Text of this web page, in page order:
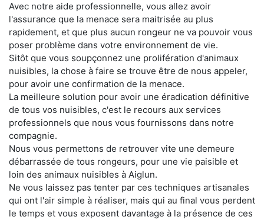
Avec notre aide professionnelle, vous allez avoir
l'assurance que la menace sera maitrisée au plus
rapidement, et que plus aucun rongeur ne va pouvoir vous
poser problème dans votre environnement de vie.
Sitôt que vous soupçonnez une prolifération d'animaux
nuisibles, la chose à faire se trouve être de nous appeler,
pour avoir une confirmation de la menace.
La meilleure solution pour avoir une éradication définitive
de tous vos nuisibles, c'est le recours aux services
professionnels que nous vous fournissons dans notre
compagnie.
Nous vous permettons de retrouver vite une demeure
débarrassée de tous rongeurs, pour une vie paisible et
loin des animaux nuisibles à Aiglun.
Ne vous laissez pas tenter par ces techniques artisanales
qui ont l'air simple à réaliser, mais qui au final vous perdent
le temps et vous exposent davantage à la présence de ces